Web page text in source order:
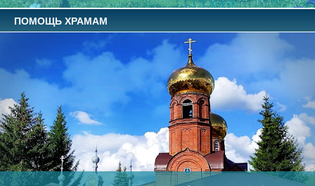
ПОМОЩЬ ХРАМАМ